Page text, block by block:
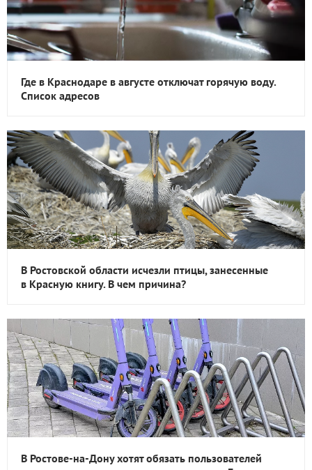
Где в Краснодаре в августе отключат горячую воду.
Список адресов
В Ростовской области исчезли птицы, занесенные
в Красную книгу. В чем причина?
В Ростове-на-Дону хотят обязать пользователей